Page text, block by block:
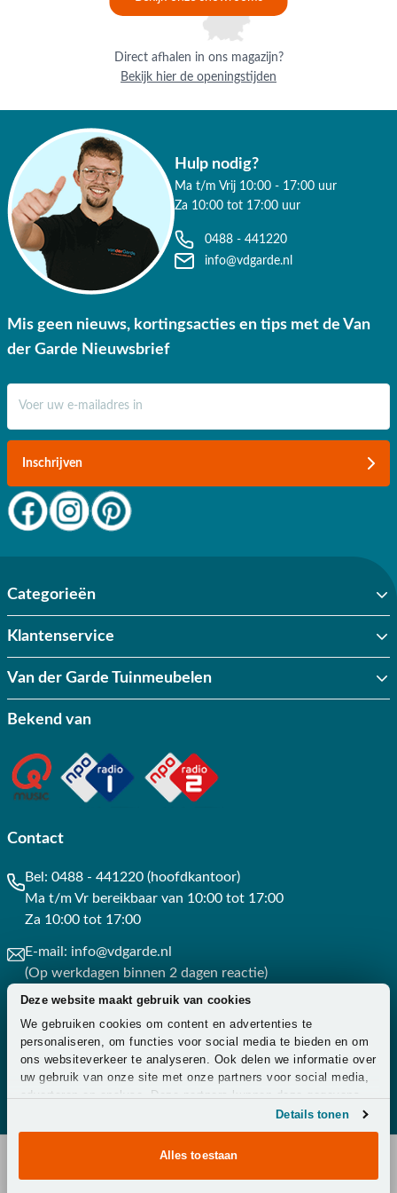
Deze website maakt gebruik van cookies
We gebruiken cookies om content en advertenties te
personaliseren, om functies voor social media te bieden en om
ons websiteverkeer te analyseren. Ook delen we informatie over
uw gebruik van onze site met onze partners voor social media,
adverteren en analyse. Deze partners kunnen deze gegevens
combineren met andere informatie die u aan ze heeft verstrekt
of die ze hebben verzameld op basis van uw gebruik van hun
Details tonen
Alles toestaan
✔ Gratis verzending vanaf €50,-
Direct afhalen in ons magazijn?
Bekijk hier de openingstijden
Hulp nodig?
Ma t/m Vrij 10:00 - 17:00 uur
Za 10:00 tot 17:00 uur
0488 - 441220
info@vdgarde.nl
Mis geen nieuws, kortingsacties en tips met de Van
der Garde Nieuwsbrief
Inschrijven
Categorieën
Klantenservice
Van der Garde Tuinmeubelen
Bekend van
Contact
Bel: 0488 - 441220 (hoofdkantoor)
Ma t/m Vr bereikbaar van 10:00 tot 17:00
Za 10:00 tot 17:00
E-mail: info@vdgarde.nl
(Op werkdagen binnen 2 dagen reactie)
Whatsapp: 0488441220
(Op werkdagen binnen 3 uur reactie)